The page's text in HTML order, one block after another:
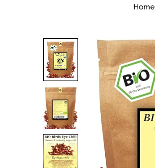
Home